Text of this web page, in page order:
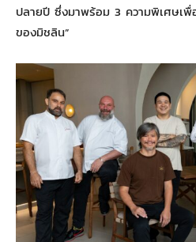
ปลายปี ซึ่งมาพร้อม 3 ความพิเศษเพื่
ของมิชลิน”